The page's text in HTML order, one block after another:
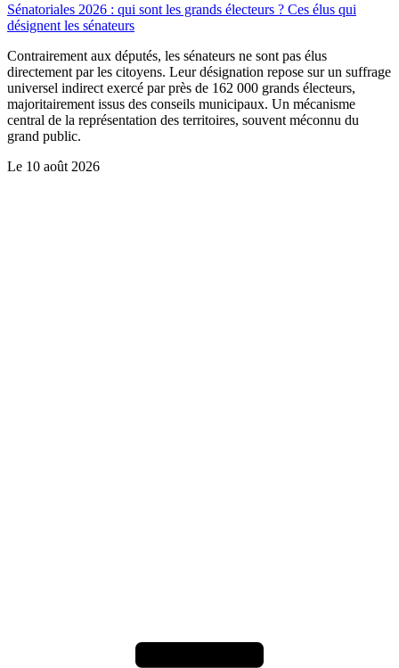
Sénatoriales 2026 : qui sont les grands électeurs ? Ces élus qui
désignent les sénateurs
Contrairement aux députés, les sénateurs ne sont pas élus
directement par les citoyens. Leur désignation repose sur un suffrage
universel indirect exercé par près de 162 000 grands électeurs,
majoritairement issus des conseils municipaux. Un mécanisme
central de la représentation des territoires, souvent méconnu du
grand public.
Le 10 août 2026